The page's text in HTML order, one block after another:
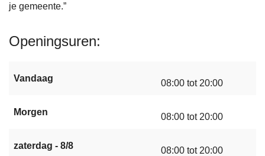
je gemeente.”
Openingsuren
Vandaag 08:00 tot 20:00
Morgen 08:00 tot 20:00
zaterdag - 8/8 08:00 tot 20:00